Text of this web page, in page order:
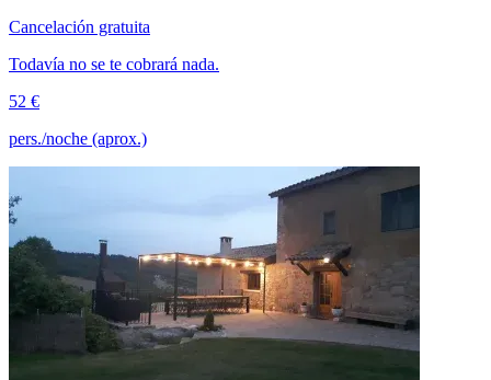
Cancelación gratuita
Todavía no se te cobrará nada.
52 €
pers./noche (aprox.)